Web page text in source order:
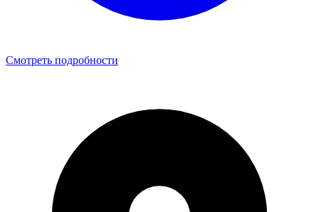
Смотреть подробности